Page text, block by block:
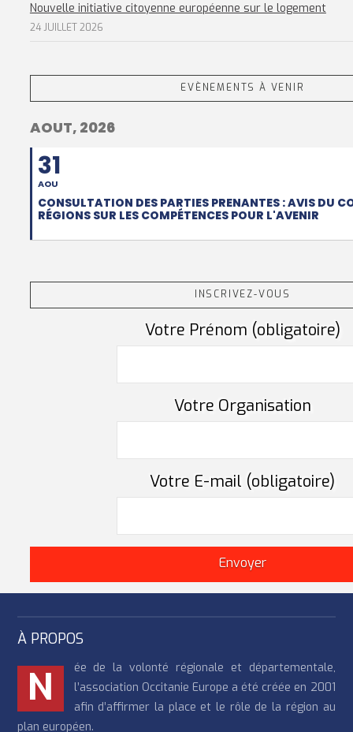
Nouvelle initiative citoyenne européenne sur le logement
24 JUILLET 2026
EVÈNEMENTS À VENIR
AOUT, 2026
31
AOU
CONSULTATION DES PARTIES PRENANTES : AVIS DU
RÉGIONS SUR LES COMPÉTENCES POUR L'AVENIR
INSCRIVEZ-VOUS
Votre Prénom (obligatoire)
Votre Organisation
Votre E-mail (obligatoire)
À PROPOS
N
ée de la volonté régionale et départementale,
l’association Occitanie Europe a été créée en 2001
afin d’affirmer la place et le rôle de la région au
plan européen.